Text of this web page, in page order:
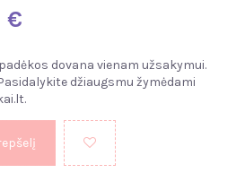
€
dovana vienam užsakymui.
džiaugsmu žymėdami